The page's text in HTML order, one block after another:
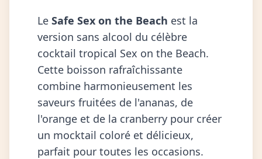
Le Safe Sex on the Beach est la
version sans alcool du célèbre
cocktail tropical Sex on the Beach.
Cette boisson rafraîchissante
combine harmonieusement les
saveurs fruitées de l'ananas, de
l'orange et de la cranberry pour créer
un mocktail coloré et délicieux,
parfait pour toutes les occasions.